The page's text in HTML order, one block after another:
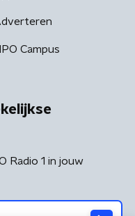
Campus
Radio 1 in jouw